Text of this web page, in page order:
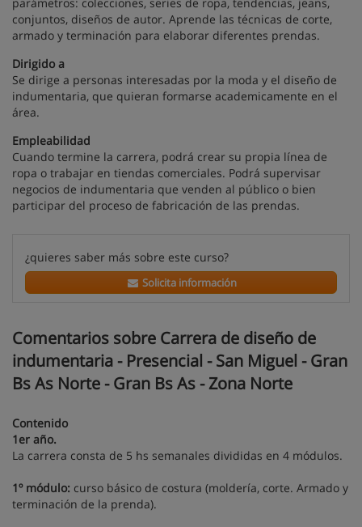
conjuntos, diseños de autor. Aprende las técnicas de corte,
armado y terminación para elaborar diferentes prendas.
Dirigido a
Se dirige a personas interesadas por la moda y el diseño de
indumentaria, que quieran formarse academicamente en el
área.
Empleabilidad
Cuando termine la carrera, podrá crear su propia línea de
ropa o trabajar en tiendas comerciales. Podrá supervisar
negocios de indumentaria que venden al público o bien
participar del proceso de fabricación de las prendas.
¿quieres saber más sobre este curso?
Solicita información
Comentarios sobre Carrera de diseño de
indumentaria - Presencial - San Miguel - Gran
Bs As Norte - Gran Bs As - Zona Norte
Contenido
1er año.
La carrera consta de 5 hs semanales divididas en 4 módulos.
1º módulo: curso básico de costura (moldería, corte. Armado y
terminación de la prenda).